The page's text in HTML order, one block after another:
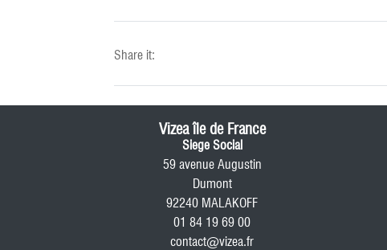
Share it:
Vizea île de France
Siege Social
59 avenue Augustin
Dumont
92240 MALAKOFF
01 84 19 69 00
contact@vizea.fr